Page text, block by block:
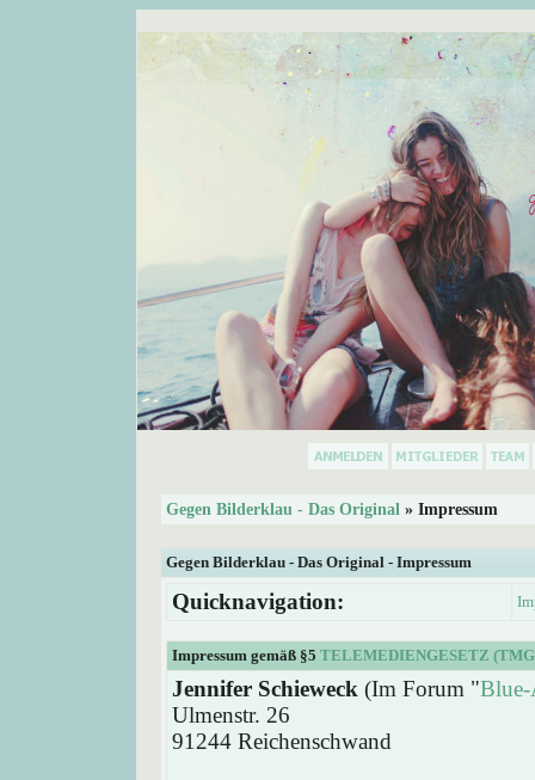
Gegen Bilderklau - Das Original » Impressum
Gegen Bilderklau - Das Original - Impressum
Quicknavigation:
Impressum gemäß §5 TELEMEDIENGESETZ
Jennifer Schieweck (Im Forum "
Ulmenstr. 26
91244 Reichenschwand